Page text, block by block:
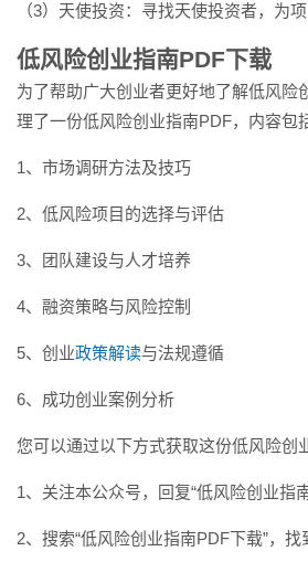
（3）天使投资：寻找天使投资者，为
低风险创业指南PDF下载
为了帮助广大创业者更好地了解低风险
理了一份低风险创业指南PDF，内容包
1、市场调研方法及技巧
2、低风险项目的选择与评估
3、团队建设与人才培养
4、融资策略与风险控制
5、创业政策解读与法规遵循
6、成功创业案例分析
您可以通过以下方式获取这份低风险创
1、关注本公众号，回复“低风险创业指
2、搜索“低风险创业指南PDF下载”，找